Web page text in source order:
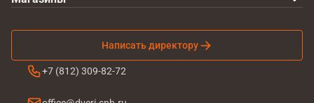
Написать директору
+7 (812) 309-82-72